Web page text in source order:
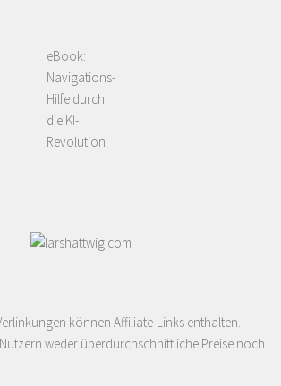
eBook:
Navigations-
Hilfe durch
die KI-
Revolution
können Affiliate-Links enthalten.
weder überdurchschnittliche Preise noch